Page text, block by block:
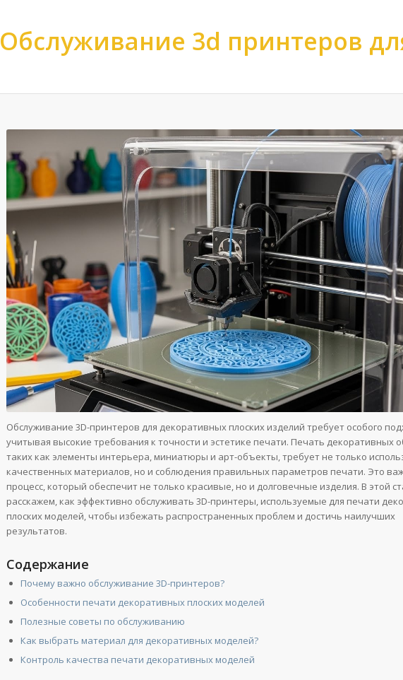
Обслуживание 3d принтеров
Обслуживание 3D-принтеров для декоративных плоских изделий требует особого
учитывая высокие требования к точности и эстетике печати. Печать декоративных
таких как элементы интерьера, миниатюры и арт-объекты, требует не только
качественных материалов, но и соблюдения правильных параметров печати. Это
процесс, который обеспечит не только красивые, но и долговечные изделия. В этой
расскажем, как эффективно обслуживать 3D-принтеры, используемые для печати
плоских моделей, чтобы избежать распространенных проблем и достичь наилучших
результатов.
Содержание
Почему важно обслуживание 3D-принтеров?
Особенности печати декоративных плоских моделей
Полезные советы по обслуживанию
Как выбрать материал для декоративных моделей?
Контроль качества печати декоративных моделей